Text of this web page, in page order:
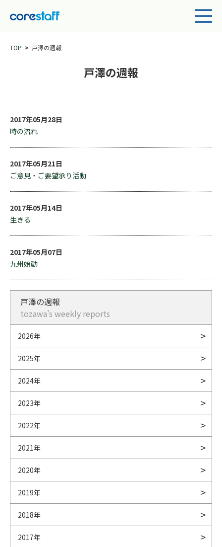
TOP 戸澤の週報
戸澤の週報
2017年05月28日
時の流れ
2017年05月21日
ご意見・ご要望承り活動
2017年05月14日
生きる
2017年05月07日
九州始動
戸澤の週報
tozawa's weekly reports
2026年
2025年
2024年
2023年
2022年
2021年
2020年
2019年
2018年
2017年